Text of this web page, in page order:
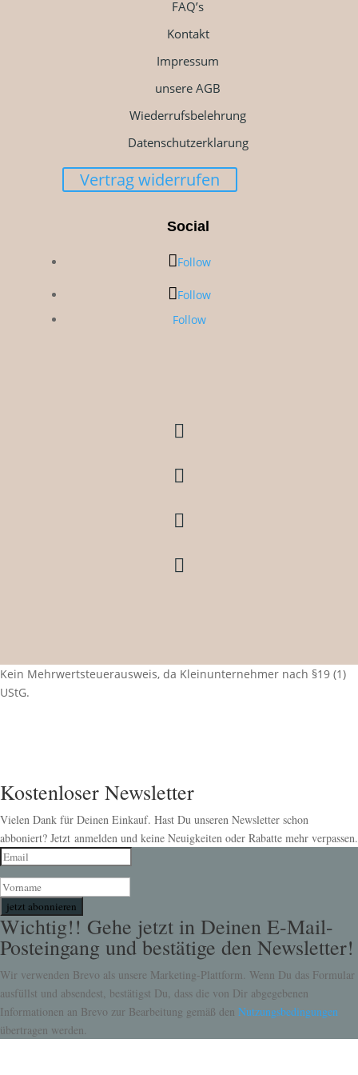
FAQ’s
Kontakt
Impressum
unsere AGB
Wiederrufsbelehrung
Datenschutzerklarung
Vertrag widerrufen
Social
Follow
Follow
Follow




Kein Mehrwertsteuerausweis, da Kleinunternehmer nach §19 (1)
UStG.
Kostenloser Newsletter
Vielen Dank für Deinen Einkauf. Hast Du unseren Newsletter schon
abboniert? Jetzt anmelden und keine Neuigkeiten oder Rabatte mehr verpassen.
jetzt abonnieren
Wichtig!! Gehe jetzt in Deinen E-Mail-
Posteingang und bestätige den Newsletter!
Wir verwenden Brevo als unsere Marketing-Plattform. Wenn Du das Formular
ausfüllst und absendest, bestätigst Du, dass die von Dir abgegebenen
Informationen an Brevo zur Bearbeitung gemäß den Nutzungsbedingungen
übertragen werden.